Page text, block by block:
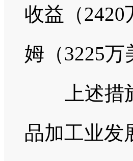
收益（
姆（3225
上述措施
品加工业发